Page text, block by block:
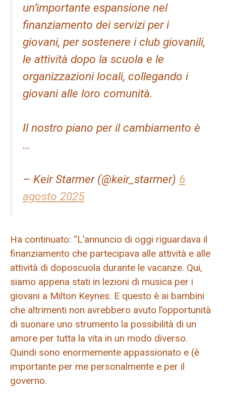
un’importante espansione nel
finanziamento dei servizi per i
giovani, per sostenere i club giovanili,
le attività dopo la scuola e le
organizzazioni locali, collegando i
giovani alle loro comunità.
Il nostro piano per il cambiamento è
…
– Keir Starmer (@keir_starmer) 6
agosto 2025
Ha continuato: “L’annuncio di oggi riguardava il
finanziamento che partecipava alle attività e alle
attività di doposcuola durante le vacanze. Qui,
siamo appena stati in lezioni di musica per i
giovani a Milton Keynes. E questo è ai bambini
che altrimenti non avrebbero avuto l’opportunità
di suonare uno strumento la possibilità di un
amore per tutta la vita in un modo diverso.
Quindi sono enormemente appassionato e (è
importante per me personalmente e per il
governo.